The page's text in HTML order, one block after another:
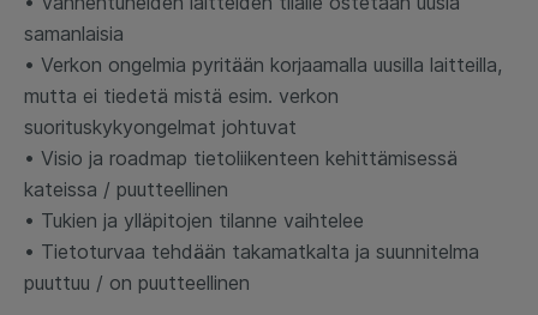
samanlaisia
• Verkon ongelmia pyritään korjaamalla uusilla laitteilla,
mutta ei tiedetä mistä esim. verkon
suorituskykyongelmat johtuvat
• Visio ja roadmap tietoliikenteen kehittämisessä
kateissa / puutteellinen
• Tukien ja ylläpitojen tilanne vaihtelee
• Tietoturvaa tehdään takamatkalta ja suunnitelma
puuttuu / on puutteellinen